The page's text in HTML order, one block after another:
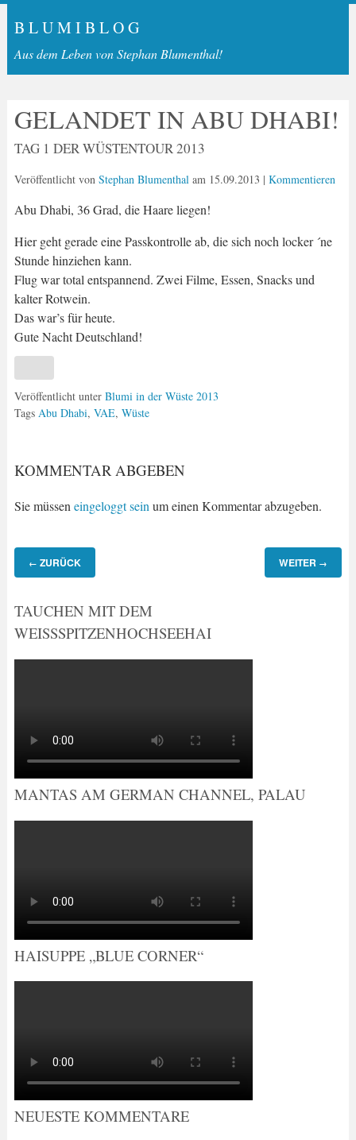
B L U M I B L O G
Aus dem Leben von Stephan Blumenthal!
GELANDET IN ABU DHABI!
TAG 1 DER WÜSTENTOUR 2013
Veröffentlicht von Stephan Blumenthalam 15.09.2013 | Kommentieren
Abu Dhabi, 36 Grad, die Haare liegen!
Hier geht gerade eine Passkontrolle ab, die sich noch locker ´ne
Stunde hinziehen kann.
Flug war total entspannend. Zwei Filme, Essen, Snacks und
kalter Rotwein.
Das war’s für heute.
Gute Nacht Deutschland!
Veröffentlicht unter Blumi in der Wüste 2013
Tags Abu Dhabi, VAE, Wüste
KOMMENTAR ABGEBEN
Sie müssen eingeloggt sein um einen Kommentar abzugeben.
← ZURÜCK WEITER →
TAUCHEN MIT DEM
WEISSSPITZENHOCHSEEHAI
MANTAS AM GERMAN CHANNEL, PALAU
HAISUPPE „BLUE CORNER“
NEUESTE KOMMENTARE